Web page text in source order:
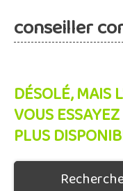
conseiller
DÉSOLÉ, MAIS
VOUS
PLUS